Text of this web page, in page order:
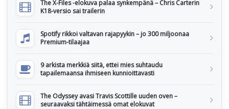
The X-Files -elokuva palaa synkempänä – Chris Carterin
K18-versio sai trailerin
Spotify rikkoi valtavan rajapyykin – jo 300 miljoonaa
Premium-tilaajaa
9 arkista merkkiä siitä, ettei mies suhtaudu
tapailemaansa ihmiseen kunnioittavasti
The Odyssey avasi Travis Scottille uuden oven –
seuraavaksi tähtäimessä omat elokuvat